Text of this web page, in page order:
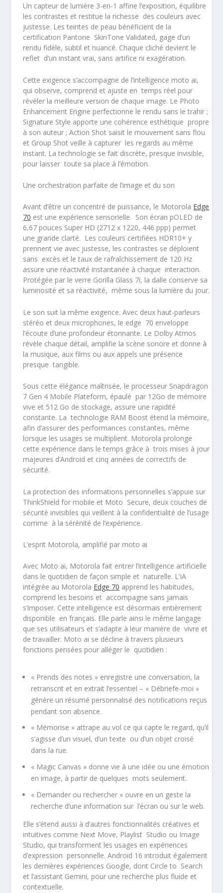
Un capteur de lumière 3-en-1 affine l’exposition, équilibre
les contrastes et restitue la richesse des couleurs avec
justesse. Les teintes de peau bénéficient de la
certification Pantone SkinTone Validated, gage d’un
rendu fidèle, subtil et nuancé. Chaque cliché devient le
reflet d’un instant vrai, sans artifice ni exagération.
Cette exigence s’accompagne de l’intelligence moto ai,
qui observe, comprend et ajuste en temps réel pour
révéler la meilleure version de chaque image. Le Photo
Enhancement Engine perfectionne le rendu sans le trahir ;
Signature Style apporte une cohérence esthétique propre
à son auteur ;Action Shot saisit le mouvement sans flou
et Group Shotveille à capturer les regards au même
instant. La technologie se fait discrète, presque invisible,
pour laisser toute sa place à l’émotion.
Une orchestration parfaite de l’image et du son
Avant d’être un concentré de puissance, le Motorola Edge
70 est une expérience sensorielle. Son écran pOLED de
6,67 pouces Super HD (2712 x 1220, 446 ppp) permet
une grande clarté. Les couleurs certifiées HDR10+y
prennent vie avec justesse, les contrastes se déploient
sans excès et letaux de rafraîchissement de 120 Hz
assure une réactivité instantanée à chaque interaction.
Protégée par le verre Gorilla Glass 7i, la dalle conserve sa
luminosité et sa réactivité, même sous la lumière du jour.
Le son suit la même exigence. Avec deux haut-parleurs
stéréo et deux microphones, le edge 70 enveloppe
l’écoute d’une profondeur étonnante. Le Dolby Atmos
révèle chaque détail, amplifie la scène sonore et donne à
la musique, aux films ou aux appels une présence
presque tangible.
Sous cette élégance maîtrisée, le processeur Snapdragon
7 Gen 4 Mobile Plateform, épaulé par 12Go de mémoire
vive et 512 Go de stockage, assure une rapidité
constante. La technologie RAM Boost étend la mémoire,
afin d’assurer des performances constantes, même
lorsque les usages se multiplient. Motorola prolonge
cette expérience dans le temps grâce àtrois mises à jour
majeures d’Android et cinq années de correctifs de
sécurité.
La protection des informations personnelles s’appuie sur
ThinkShield for mobile et Moto Secure, deux couches de
sécurité invisibles qui veillent à la confidentialité de l’usage
comme à la sérénité de l’expérience.
L’esprit Motorola, amplifié par moto ai
Avec Moto ai, Motorola fait entrer l’intelligence artificielle
dans le quotidien de façon simple et naturelle. L’IA
intégrée au Motorola Edge 70 apprend les habitudes,
comprend les besoins et accompagne sans jamais
s’imposer. Cette intelligence est désormais entièrement
disponible en français. Elle parle ainsi le même langage
que ses utilisateurs et s’adapte à leur manière de vivre et
de travailler. Moto ai se décline à travers plusieurs
fonctions pensées pour alléger le quotidien :
« Prends des notes » enregistre une conversation, la
retranscrit et en extrait l’essentiel – « Débriefe-moi »
génère un résumé personnalisé des notifications reçus
pendant son absence.
« Mémorise » attrape au vol ce qui capte le regard, qu’il
s’agisse d’un visuel, d’un texte ou d’un objet croisé
dans la rue.
« Magic Canvas » donne vie à une idée ou une émotion
en image, à partir de quelques mots seulement.
« Demander ou rechercher » ouvre en un geste la
recherche d’une information sur l’écran ou sur le web.
Elle s’étend aussi à d’autres fonctionnalités créatives et
intuitives comme Next Move, Playlist Studio ou Image
Studio, qui transforment les usages en expériences
d’expression personnelle. Android 16 introduit également
les dernières expériences Google, dont Circle to Search
et l’assistant Gemini, pour une recherche plus fluide et
contextuelle.